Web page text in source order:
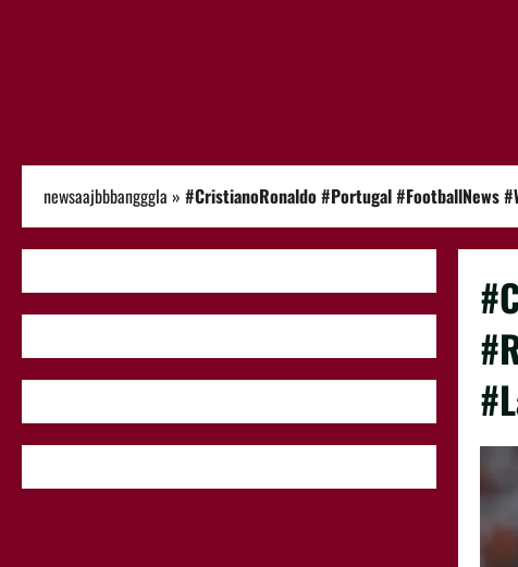
newsaajbbbangggla » #CristianoRonaldo #Portugal #FootballNews